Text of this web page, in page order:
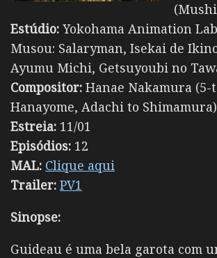
Estúdio: Yokohama Animation Lab
Musou: Salaryman, Isekai de
Ayumu Michi, Getsuyoubi no
Compositor: Hanae Nakamura
Hanayome, Adachi to Shimamura)
Estreia: 11/01
Episódios: 12
MAL: Clique aqui
Trailer: PV1
Sinopse:
Guideau é uma bela garota com